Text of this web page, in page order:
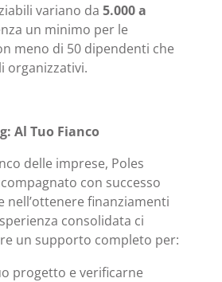
variano da 5.000 a
un minimo per le
meno di 50 dipendenti che
organizzativi.
Al Tuo Fianco
delle imprese, Poles
con successo
nell’ottenere finanziamenti
consolidata ci
un supporto completo per:
progetto e verificarne